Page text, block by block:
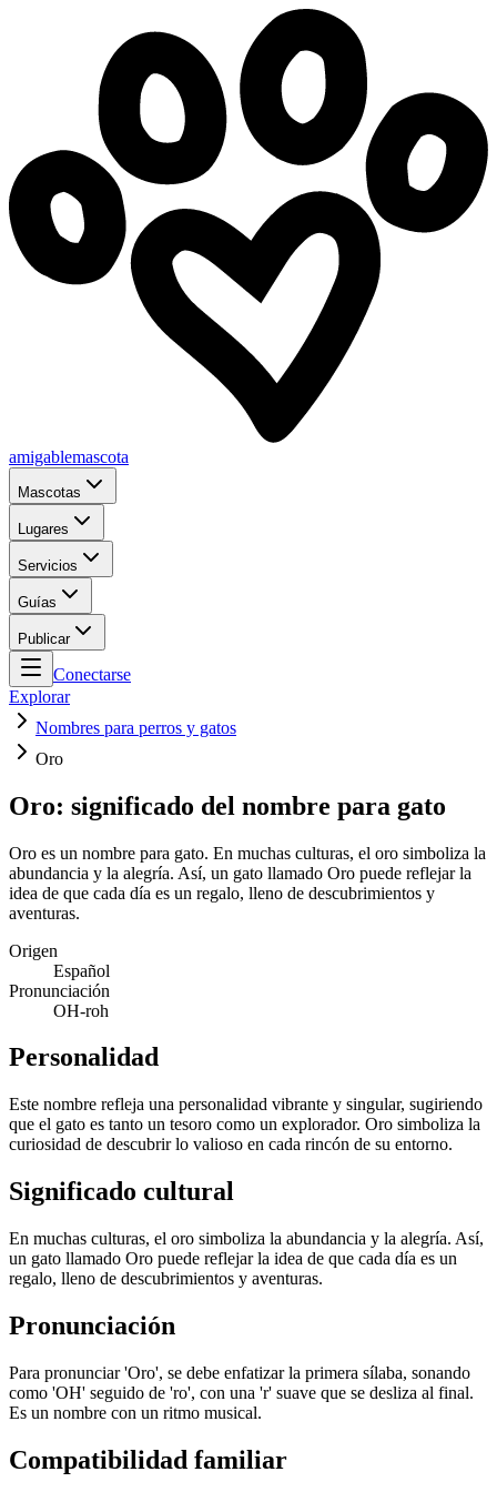
amigablemascota
Mascotas
Lugares
Servicios
Guías
Publicar
Conectarse
Explorar
Nombres para perros y gatos
Oro
Oro: significado del nombre para gato
Oro es un nombre para gato. En muchas culturas, el oro simboliza la
abundancia y la alegría. Así, un gato llamado Oro puede reflejar la
idea de que cada día es un regalo, lleno de descubrimientos y
aventuras.
Origen
Español
Pronunciación
OH-roh
Personalidad
Este nombre refleja una personalidad vibrante y singular, sugiriendo
que el gato es tanto un tesoro como un explorador. Oro simboliza la
curiosidad de descubrir lo valioso en cada rincón de su entorno.
Significado cultural
En muchas culturas, el oro simboliza la abundancia y la alegría. Así,
un gato llamado Oro puede reflejar la idea de que cada día es un
regalo, lleno de descubrimientos y aventuras.
Pronunciación
Para pronunciar 'Oro', se debe enfatizar la primera sílaba, sonando
como 'OH' seguido de 'ro', con una 'r' suave que se desliza al final.
Es un nombre con un ritmo musical.
Compatibilidad familiar